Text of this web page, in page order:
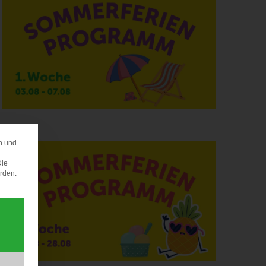
und